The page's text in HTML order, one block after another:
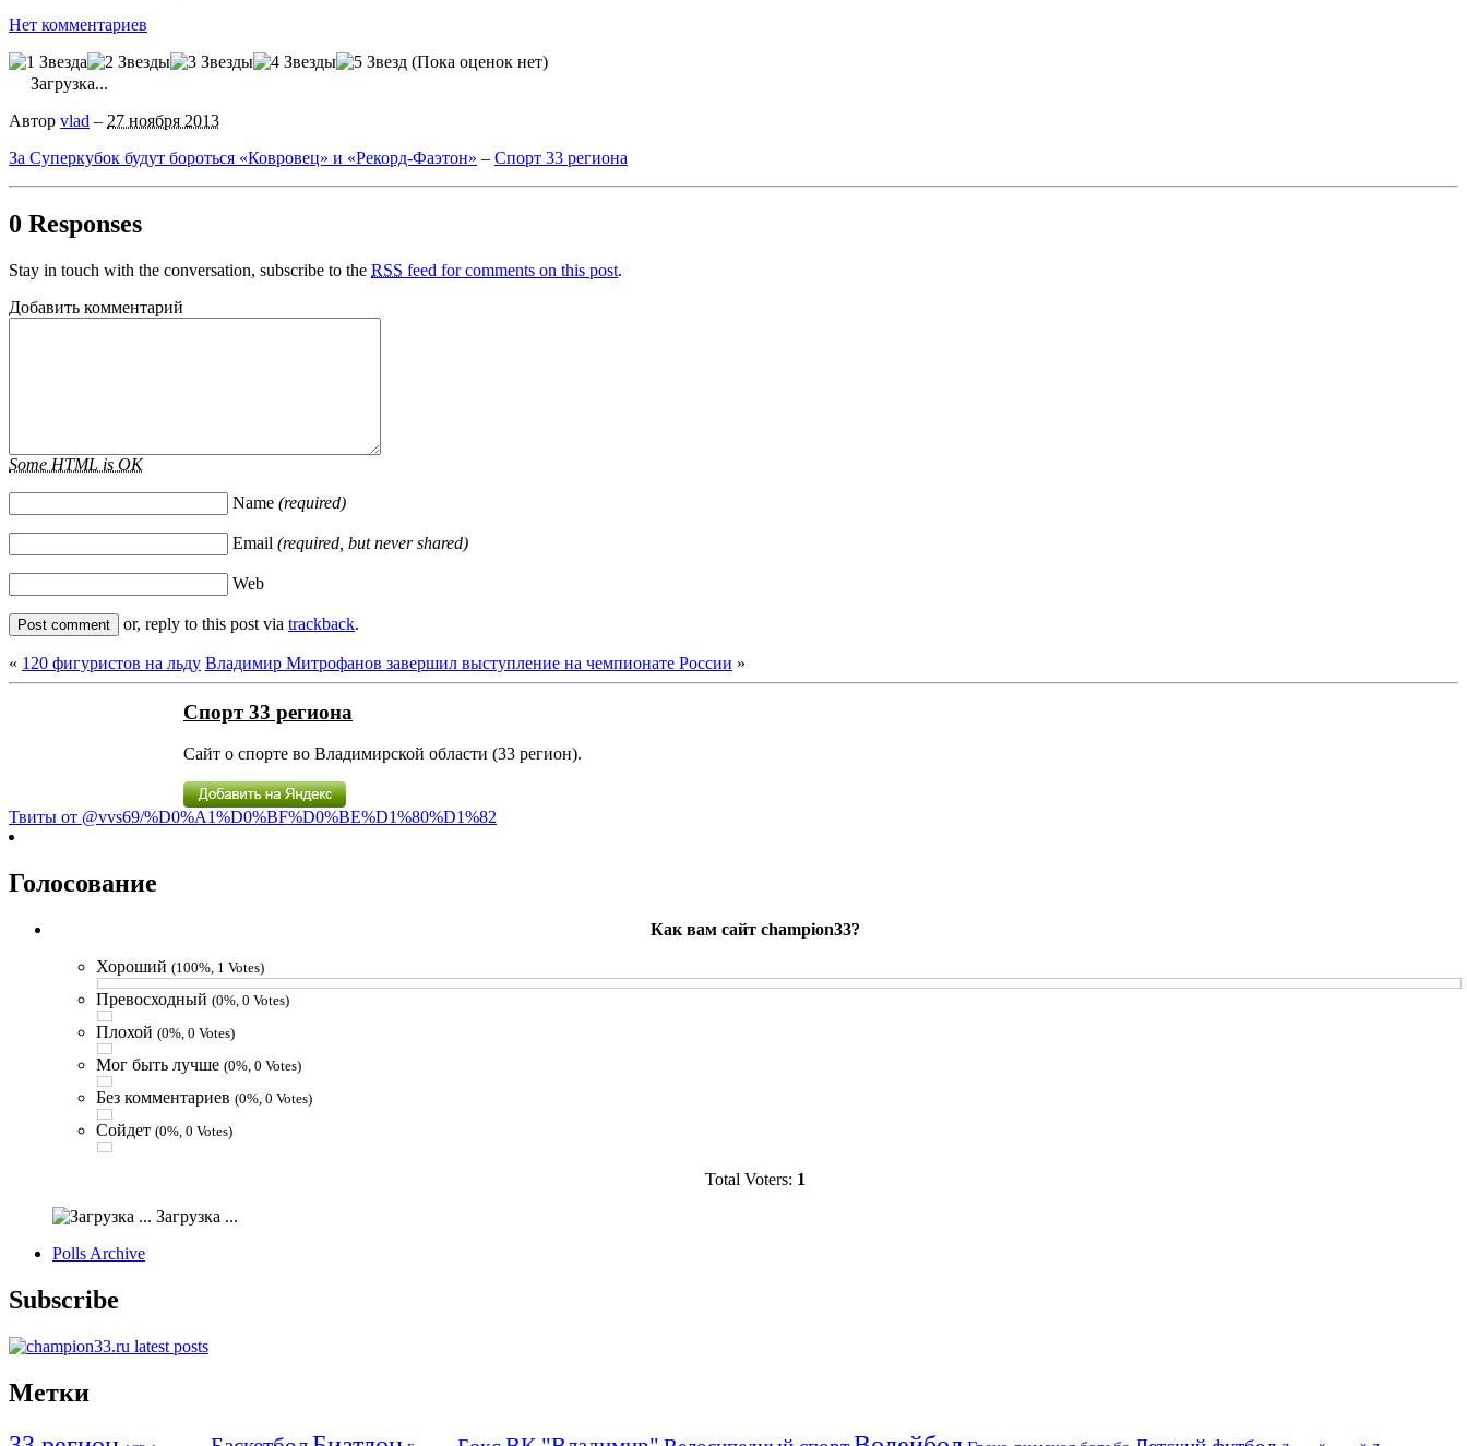
Нет комментариев
(Пока оценок нет)
Загрузка...
Автор vlad – 27 ноября 2013
За Суперкубок будут бороться «Ковровец» и «Рекорд-Фаэтон» – Спорт 33 региона
0 Responses
Stay in touch with the conversation, subscribe to the RSS feed for comments on this post.
Добавить комментарий
Some HTML is OK
Name (required)
Email (required, but never shared)
Web
or, reply to this post via trackback.
« 120 фигуристов на льду Владимир Митрофанов завершил выступление на чемпионате России »
Спорт 33 региона
Сайт о спорте во Владимирской области (33 регион).
Твиты от @vvs69/%D0%A1%D0%BF%D0%BE%D1%80%D1%82
Голосование
Как вам сайт champion33?
Хороший (100%, 1 Votes)
Превосходный (0%, 0 Votes)
Плохой (0%, 0 Votes)
Мог быть лучше (0%, 0 Votes)
Без комментариев (0%, 0 Votes)
Сойдет (0%, 0 Votes)
Total Voters: 1
Загрузка ...
Polls Archive
Subscribe
Метки